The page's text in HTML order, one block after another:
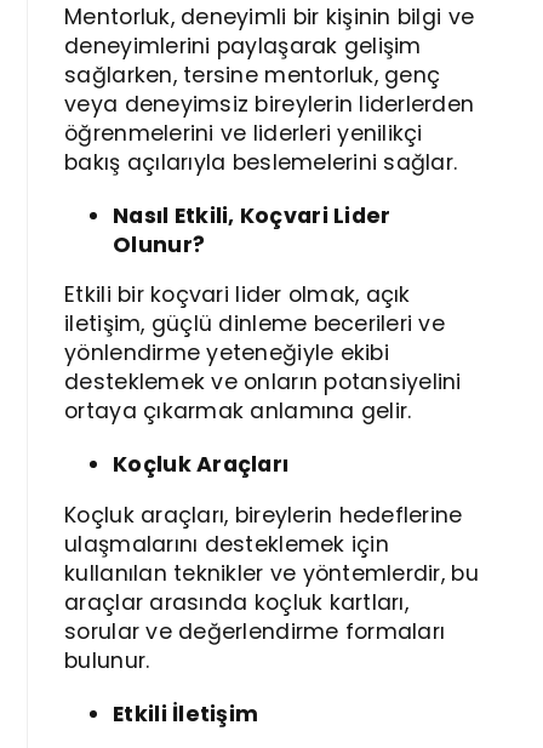
Mentorluk, deneyimli bir kişinin bilgi ve
deneyimlerini paylaşarak gelişim
sağlarken, tersine mentorluk, genç
veya deneyimsiz bireylerin liderlerden
öğrenmelerini ve liderleri yenilikçi
bakış açılarıyla beslemelerini sağlar.
Nasıl Etkili, Koçvari Lider
Olunur?
Etkili bir koçvari lider olmak, açık
iletişim, güçlü dinleme becerileri ve
yönlendirme yeteneğiyle ekibi
desteklemek ve onların potansiyelini
ortaya çıkarmak anlamına gelir.
Koçluk Araçları
Koçluk araçları, bireylerin hedeflerine
ulaşmalarını desteklemek için
kullanılan teknikler ve yöntemlerdir, bu
araçlar arasında koçluk kartları,
sorular ve değerlendirme formaları
bulunur.
Etkili İletişim